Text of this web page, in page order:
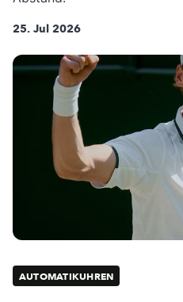
25. Jul 2026
AUTOMATIKUHREN